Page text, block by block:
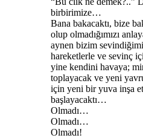
birbirimize…
Bana bakacaktı, bize
olup olmadığımızı
aynen bizim
hareketlerle ve sevinç
yine kendini havaya;
toplayacak ve yeni
için yeni bir yuva inşa
başlayacaktı…
Olmadı…
Olmadı…
Olmadı!